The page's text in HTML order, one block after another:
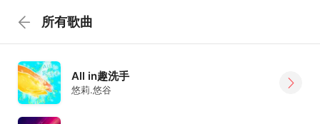
所有歌曲
All in趣洗手
悠莉.悠谷